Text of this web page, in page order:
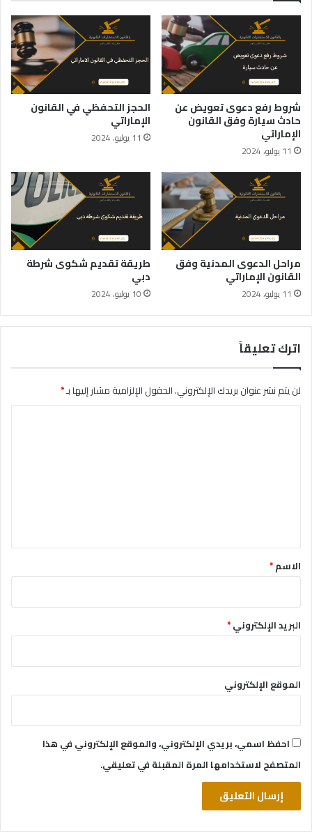
شروط رفع دعوى تعويض عن
حادث سيارة وفق القانون
الإماراتي
11 يوليو، 2024
الحجز التحفظي في القانون
الإماراتي
11 يوليو، 2024
مراحل الدعوى المدنية وفق
القانون الإماراتي
11 يوليو، 2024
طريقة تقديم شكوى شرطة
دبي
10 يوليو، 2024
اترك تعليقاً
لن يتم نشر عنوان بريدك الإلكتروني.الحقول الإلزامية مشار إليها بـ*
*الاسم*
البريد الإلكتروني*
الموقع الإلكتروني
احفظ اسمي، بريدي الإلكتروني، والموقع الإلكتروني في هذا
المتصفح لاستخدامها المرة المقبلة في تعليقي.